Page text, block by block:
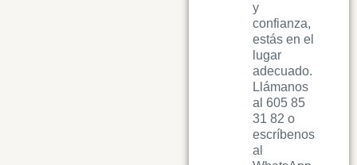
y
confianza,
estás en el
lugar
adecuado.
Llámanos
al 605 85
31 82 o
escríbenos
al